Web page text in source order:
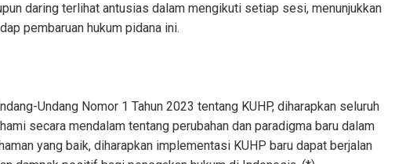
daring terlihat antusias dalam mengikuti setiap sesi, menunjukkan
pembaruan hukum pidana ini.
Undang Nomor 1 Tahun 2023 tentang KUHP, diharapkan seluruh
secara mendalam tentang perubahan dan paradigma baru dalam
yang baik, diharapkan implementasi KUHP baru dapat berjalan